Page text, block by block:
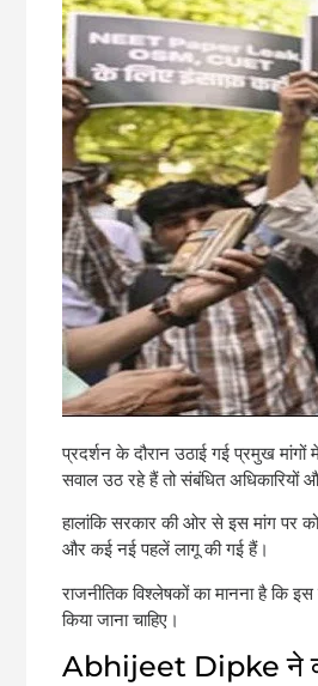
प्रदर्शन के दौरान उठाई गई प्रमुख
सवाल उठ रहे हैं तो संबंधित अधिकारियों
हालांकि सरकार की ओर से इस मांग पर
और कई नई पहलें लागू की गई हैं।
राजनीतिक विश्लेषकों का मानना है कि
किया जाना चाहिए।
Abhijeet Dipke ने